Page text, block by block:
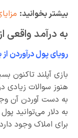
بیشتر بخوانید:
به درآمد واقعی
رویای پول درآوردن
بازی آپلند تا‌کنون
هنوز سوالات زیادی
به دست آوردن آن
به دلار می‌توانید
برای املاک وجود